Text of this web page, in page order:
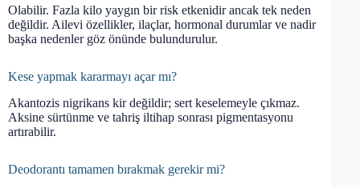
Olabilir. Fazla kilo yaygın bir risk etkenidir ancak tek neden
değildir. Ailevi özellikler, ilaçlar, hormonal durumlar ve nadir
başka nedenler göz önünde bulundurulur.
Kese yapmak kararmayı açar mı?
Akantozis nigrikans kir değildir; sert keselemeyle çıkmaz.
Aksine sürtünme ve tahriş iltihap sonrası pigmentasyonu
artırabilir.
Deodorantı tamamen bırakmak gerekir mi?